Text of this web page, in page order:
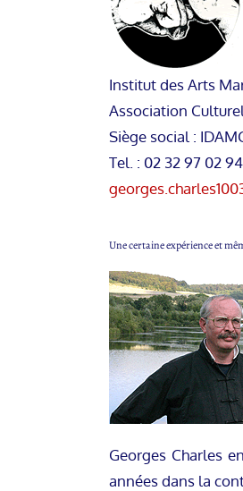
Institut des Arts
Association
Siège social :
Tel. : 02 32 97 02
Une certaine expérience et
Georges Charles
années dans la